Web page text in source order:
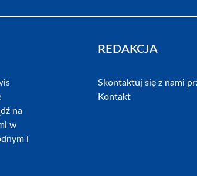
na
w
i
REDAKCJA
Skontaktuj się z nami
Kontakt